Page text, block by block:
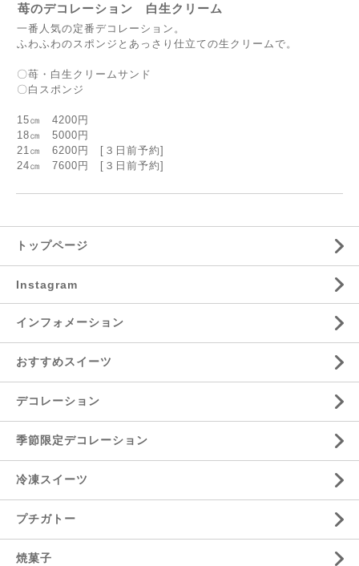
苺のデコレーション 白生クリーム
一番人気の定番デコレーション。
ふわふわのスポンジとあっさり仕立ての生クリームで。
〇苺・白生クリームサンド
〇白スポンジ
15㎝ 4200円
18㎝ 5000円
21㎝ 6200円 [３日前予約]
24㎝ 7600円 [３日前予約]
トップページ
Instagram
インフォメーション
おすすめスイーツ
デコレーション
季節限定デコレーション
冷凍スイーツ
プチガトー
焼菓子